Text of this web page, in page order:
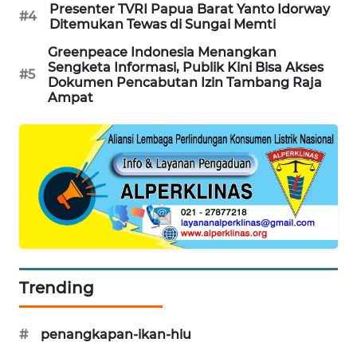
#4
Presenter TVRI Papua Barat Yanto Idorway
Ditemukan Tewas di Sungai Memti
#5
Greenpeace Indonesia Menangkan
Sengketa Informasi, Publik Kini Bisa Akses
Dokumen Pencabutan Izin Tambang Raja
Ampat
Trending
# penangkapan-ikan-hiu
KARING
NEWS
JURNAL
MARITIM
NEWS
GARONGGANG
NEWS
FISUELRI
ID
ENERGI
NEWS